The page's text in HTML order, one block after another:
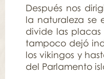
Después nos
la naturaleza se
divide las
tampoco dejó
los vikingos y
del Parlamento